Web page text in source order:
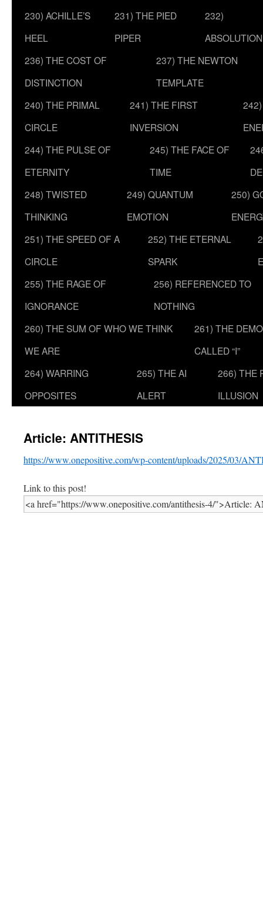
230) ACHILLE’S
HEEL
231) THE PIED
PIPER
232)
ABSOLUTION
236) THE COST OF
DISTINCTION
237) THE NEWTON
TEMPLATE
240) THE PRIMAL
CIRCLE
241) THE FIRST
INVERSION
244) THE PULSE OF
ETERNITY
245) THE FACE OF
TIME
248) TWISTED
THINKING
249) QUANTUM
EMOTION
250)
251) THE SPEED OF A
CIRCLE
252) THE ETERNAL
SPARK
255) THE RAGE OF
IGNORANCE
256) REFERENCED TO
NOTHING
260) THE SUM OF WHO WE THINK
WE ARE
261) THE
CALLED “I”
264) WARRING
OPPOSITES
265) THE AI
ALERT
266) THE
ILLUSION
Article: ANTITHESIS
https://www.onepositive.com/wp-content/uploads/2025/03/
Link to this post!